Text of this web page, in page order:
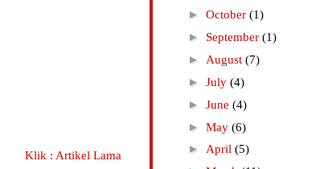
Klik : Artikel Lama
►October(1)
► September(1)
► August(7)
►July(4)
►June(4)
►May(6)
►April(5)